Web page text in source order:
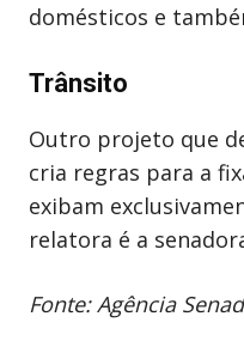
domésticos e
Trânsito
Outro projeto que
cria regras para a
exibam
relatora é a
Fonte: Agência